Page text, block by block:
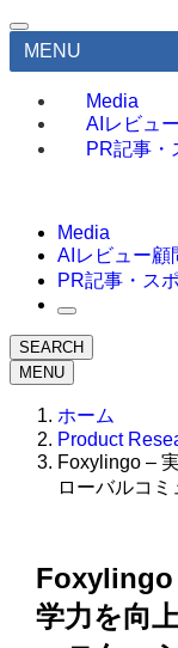
MENU
Media
AIレビュ
PR記事・
Media
AIレビュー顧
PR記事・ス
SEARCH
MENU
ホーム
Product
Foxylingo –
ローバルコ
Foxylingo
学力を向